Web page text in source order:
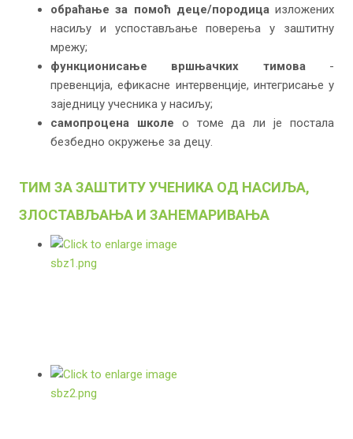
обраћање за помоћ деце/породицаизложених
насиљу и успостављање поверења у заштитну
мрежу;
функционисање вршњачких тимова-
превенција, ефикасне интервенције, интегрисање у
заједницу учесника у насиљу;
самопроцена школе о томе да ли је постала
безбедно окружење за децу.
ТИМ ЗА ЗАШТИТУ УЧЕНИКА ОД НАСИЉА,
ЗЛОСТАВЉАЊА И ЗАНЕМАРИВАЊА